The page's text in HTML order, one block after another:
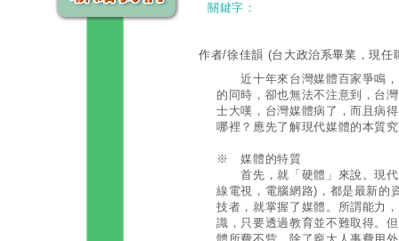
關鍵字：
作者/徐佳韻 (台大政治系畢業，現任
近十年來台灣媒體百家爭鳴，
的同時，卻也無法不注意到，台
士大嘆，台灣媒體病了，而且病
哪裡？應先了解現代媒體的本質
※ 媒體的特質
首先，就「硬體」來說。現代
線電視，電腦網路)，都是最新的
技者，就掌握了媒體。所謂能力
識，只要透過教育並不難取得。